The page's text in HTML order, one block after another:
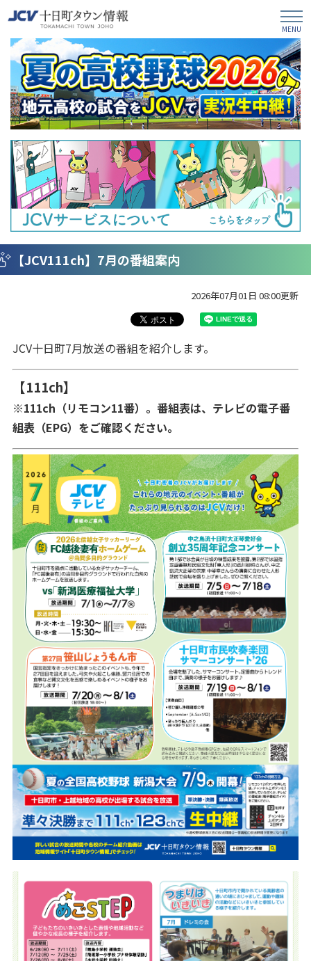
【JCV111ch】7月の番組案内
2026年07月01日 08:00更新
JCV十日町7月放送の番組を紹介します。
【111ch】
※111ch（リモコン11番）。番組表は、テレビの電子番
組表（EPG）をご確認ください。